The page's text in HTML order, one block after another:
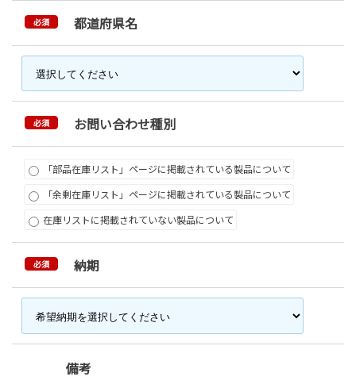
必須 都道府県名
必須 お問い合わせ種別
「部品在庫リスト」ページに掲載されている製品について
「余剰在庫リスト」ページに掲載されている製品について
在庫リストに掲載されていない製品について
必須 納期
備考